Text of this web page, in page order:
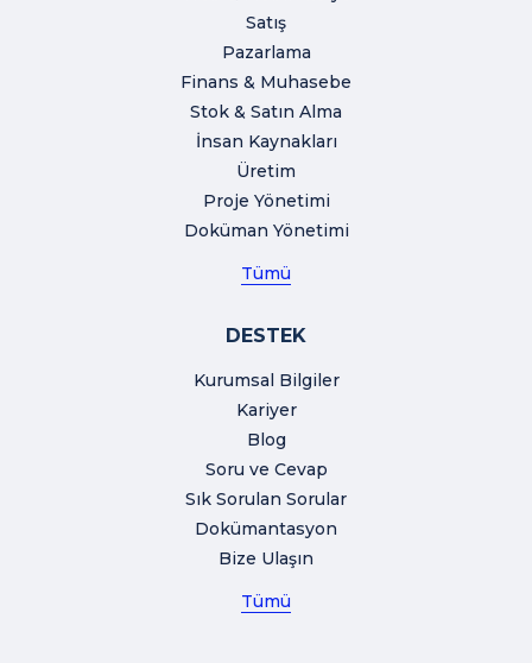
Satış
Pazarlama
Finans & Muhasebe
Stok & Satın Alma
İnsan Kaynakları
Üretim
Proje Yönetimi
Doküman Yönetimi
Tümü
DESTEK
Kurumsal Bilgiler
Kariyer
Blog
Soru ve Cevap
Sık Sorulan Sorular
Dokümantasyon
Bize Ulaşın
Tümü